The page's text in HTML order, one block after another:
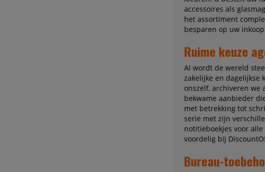
accessoires als
het assortiment
besparen op uw
Ruime keuze
Al wordt de wereld
zakelijke en dagelijkse
onszelf, archiveren we
bekwame aanbieder
met betrekking tot
serie met zijn
notitieboekjes voor
voordelig bij
Bureau-